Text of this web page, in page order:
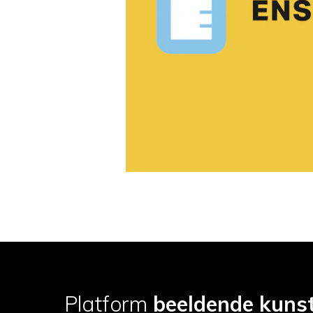
Platform beeldende